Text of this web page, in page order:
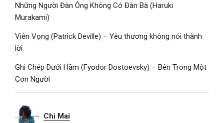
Những Người Đàn Ông Không Có Đàn Bà (Haruki
Murakami)
Viễn Vọng (Patrick Deville) – Yêu thương không nói thành
lời
Ghi Chép Dưới Hầm (Fyodor Dostoevsky) – Bên Trong Một
Con Người
Chi Mai